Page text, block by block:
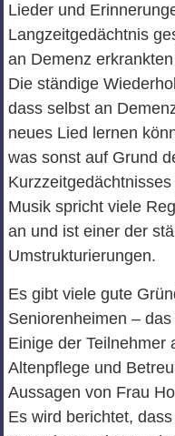
Lieder und
Langzeitgedächtnis
an Demenz
Die ständige
dass selbst an
neues Lied lernen
was sonst auf Grund
Musik spricht viele
an und ist einer der
Umstrukturierungen.
Es gibt viele gute
Seniorenheimen –
Einige der Teilnehmer
Altenpflege und
Aussagen von Frau
Es wird berichtet,